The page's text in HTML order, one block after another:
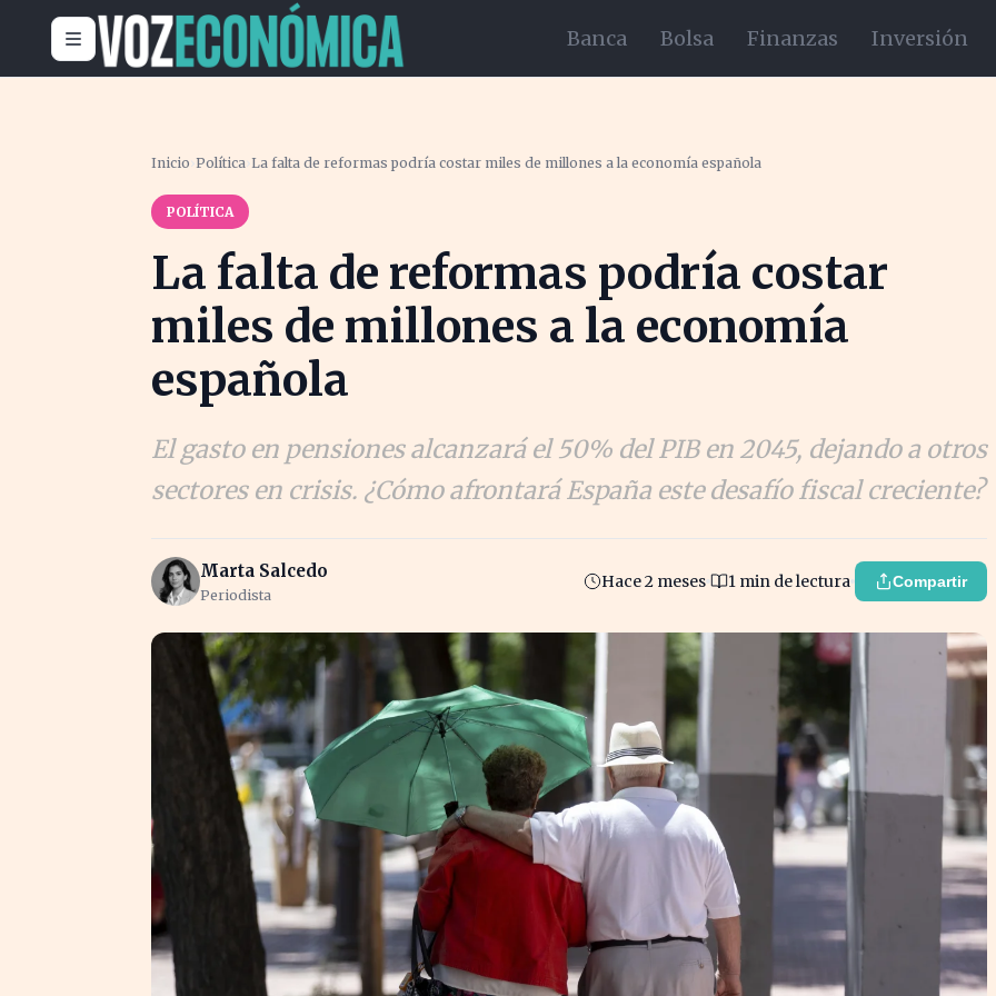
Banca Bolsa Finanzas Inversión
Inicio ›Política›La falta de reformas podría costar miles de millones a la economía española
POLÍTICA
La falta de reformas podría costar
miles de millones a la economía
española
El gasto en pensiones alcanzará el 50% del PIB en 2045, dejando a otros
sectores en crisis. ¿Cómo afrontará España este desafío fiscal creciente?
Marta Salcedo
Periodista
Hace 2 meses 1 min de lectura Compartir